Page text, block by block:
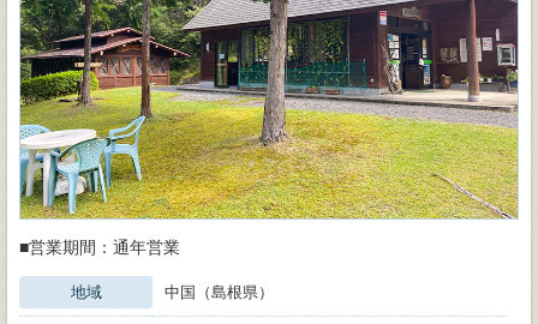
■営業期間：通年営業
地域 中国（島根県）